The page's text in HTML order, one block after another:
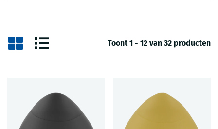
Toont 1 - 12 van 32 producten